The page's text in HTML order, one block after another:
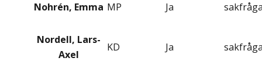
Nohrén, Emma MP Ja
Nordell, Lars-
Axel
KD Ja